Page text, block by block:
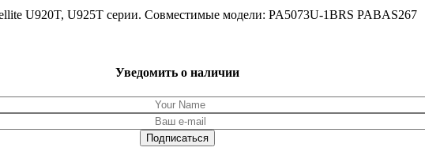
U920T, U925T серии. Совместимые модели: PA5073U-1BRS PABAS267
Уведомить о наличии